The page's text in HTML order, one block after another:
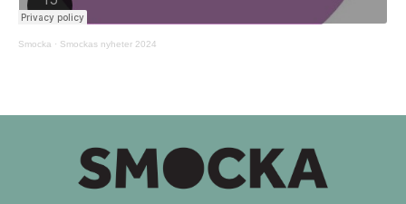
Smocka · Smockas nyheter 2024